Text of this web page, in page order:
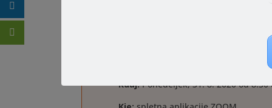
Kdaj:Ponedeljek, 31. 8. 2020 od 8:30